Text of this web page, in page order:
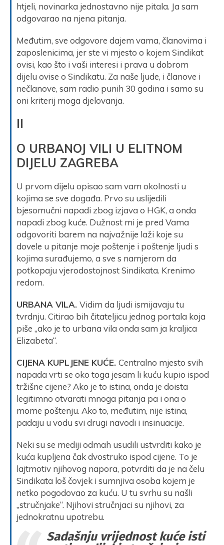
htjeli, novinarka jednostavno nije pitala. Ja sam
odgovarao na njena pitanja.
Međutim, sve odgovore dajem vama, članovima i
zaposlenicima, jer ste vi mjesto o kojem Sindikat
ovisi, kao što i vaši interesi i prava u dobrom
dijelu ovise o Sindikatu. Za naše ljude, i članove i
nečlanove, sam radio punih 30 godina i samo su
oni kriterij moga djelovanja.
II
O URBANOJ VILI U ELITNOM
DIJELU ZAGREBA
U prvom dijelu opisao sam vam okolnosti u
kojima se sve događa. Prvo su uslijedili
bjesomučni napadi zbog izjava o HGK, a onda
napadi zbog kuće. Dužnost mi je pred Vama
odgovoriti barem na najvažnije laži koje su
dovele u pitanje moje poštenje i poštenje ljudi s
kojima surađujemo, a sve s namjerom da
potkopaju vjerodostojnost Sindikata. Krenimo
redom.
URBANA VILA. Vidim da ljudi ismijavaju tu
tvrdnju. Citirao bih čitateljicu jednog portala koja
piše „ako je to urbana vila onda sam ja kraljica
Elizabeta“.
CIJENA KUPLJENE KUĆE. Centralno mjesto svih
napada vrti se oko toga jesam li kuću kupio ispod
tržišne cijene? Ako je to istina, onda je doista
legitimno otvarati mnoga pitanja pa i ona o
mome poštenju. Ako to, međutim, nije istina,
padaju u vodu svi drugi navodi i insinuacije.
Neki su se mediji odmah usudili ustvrditi kako je
kuća kupljena čak dvostruko ispod cijene. To je
lajtmotiv njihovog napora, potvrditi da je na čelu
Sindikata loš čovjek i sumnjiva osoba kojem je
netko pogodovao za kuću. U tu svrhu su našli
„stručnjake“. Njihovi stručnjaci su njihovi, za
jednokratnu upotrebu.
Sadašnju vrijednost kuće isti